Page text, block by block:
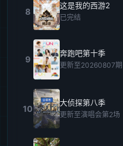
8
这是我的西游2
已完结
9
奔跑吧第十季
更新至20260807期
10
大侦探第八季
更新至演唱会第2场